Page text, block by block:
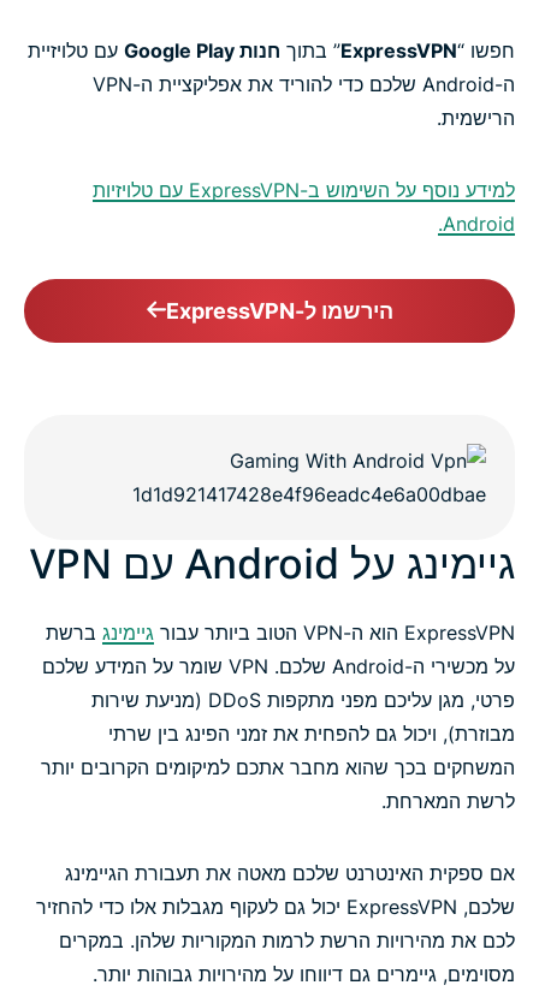
חפשו “ExpressVPN” בתוך חנות Google Play
עם טלויזיית
ה-Android שלכם כדי להוריד את אפליקציית ה-VPN
הרישמית.
למידע נוסף על השימוש ב-ExpressVPN עם טלויזיות
Android.
הירשמו ל-ExpressVPN
גיימינג על Android עם VPN
ExpressVPN הוא ה-VPN הטוב ביותר עבור גיימינג ברשת
על מכשירי ה-Android שלכם. VPN שומר על המידע שלכם
פרטי, מגן עליכם מפני מתקפות DDoS (מניעת שירות
מבוזרת), ויכול גם להפחית את זמני הפינג בין שרתי
המשחקים בכך שהוא מחבר אתכם למיקומים הקרובים יותר
לרשת המארחת.
אם ספקית האינטרנט שלכם מאטה את תעבורת הגיימינג
שלכם, ExpressVPN יכול גם לעקוף מגבלות אלו כדי להחזיר
לכם את מהירויות הרשת לרמות המקוריות שלהן. במקרים
מסוימים, גיימרים גם דיווחו על מהירויות גבוהות יותר.